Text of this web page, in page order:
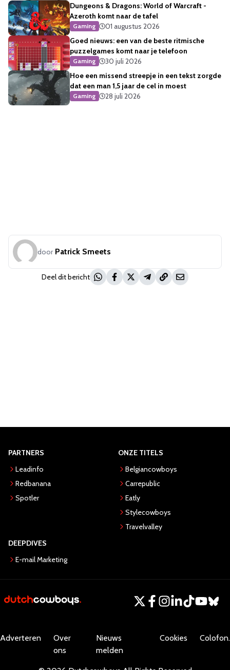
Dungeons & Dragons: World of Warcraft -
Azeroth komt naar de tafel
Gaming
01 augustus 2026
Goed nieuws: een van de beste ritmische
puzzelgames komt naar je telefoon
Gaming
30 juli 2026
Hoe een missend streepje in een tekst zorgde
dat een man 1,5 jaar de cel in moest
Gaming 28 juli 2026
door Patrick Smeets
Deel dit bericht
PARTNERS
Leadinfo
Redbanana
Spotler
ONZE TITELS
Belgiancowboys
Carrepublic
Eatly
Stylecowboys
Travelvalley
DEEPDIVES
E-mail Marketing
Adverteren
Over
ons
Nieuws
melden
Cookies Colofon.